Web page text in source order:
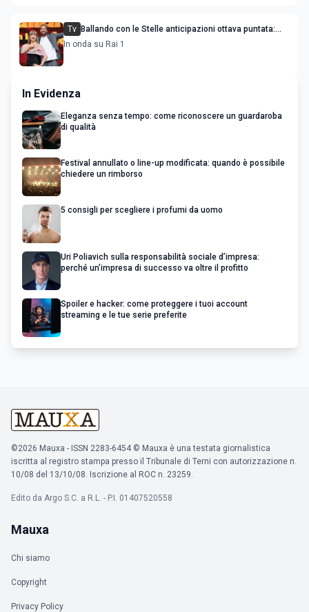
Tv Ballando con le Stelle anticipazioni ottava puntata:
sfida a tre per l'eliminazione
In onda su Rai 1
In Evidenza
Eleganza senza tempo: come riconoscere un guardaroba
di qualità
Festival annullato o line-up modificata: quando è possibile
chiedere un rimborso
5 consigli per scegliere i profumi da uomo
Uri Poliavich sulla responsabilità sociale d’impresa:
perché un’impresa di successo va oltre il profitto
Spoiler e hacker: come proteggere i tuoi account
streaming e le tue serie preferite
©2026 Mauxa - ISSN 2283-6454 © Mauxa è una testata giornalistica
iscritta al registro stampa presso il Tribunale di Terni con autorizzazione n.
10/08 del 13/10/08. Iscrizione al ROC n. 23259.
Edito da Argo S.C. a R.L. - P.I. 01407520558
Mauxa
Chi siamo
Copyright
Privacy Policy